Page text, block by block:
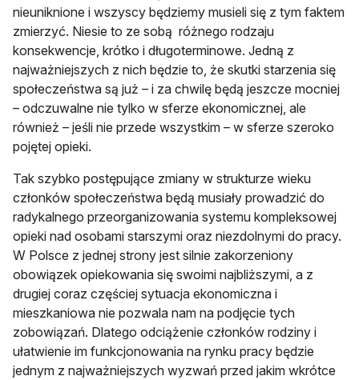
nieuniknione i wszyscy będziemy musieli się z tym faktem
zmierzyć. Niesie to ze sobą różnego rodzaju
konsekwencje, krótko i długoterminowe. Jedną z
najważniejszych z nich będzie to, że skutki starzenia się
społeczeństwa są już – i za chwilę będą jeszcze mocniej
– odczuwalne nie tylko w sferze ekonomicznej, ale
również – jeśli nie przede wszystkim – w sferze szeroko
pojętej opieki.
Tak szybko postępujące zmiany w strukturze wieku
członków społeczeństwa będą musiały prowadzić do
radykalnego przeorganizowania systemu kompleksowej
opieki nad osobami starszymi oraz niezdolnymi do pracy.
W Polsce z jednej strony jest silnie zakorzeniony
obowiązek opiekowania się swoimi najbliższymi, a z
drugiej coraz częściej sytuacja ekonomiczna i
mieszkaniowa nie pozwala nam na podjęcie tych
zobowiązań. Dlatego odciążenie członków rodziny i
ułatwienie im funkcjonowania na rynku pracy będzie
jednym z najważniejszych wyzwań przed jakim wkrótce